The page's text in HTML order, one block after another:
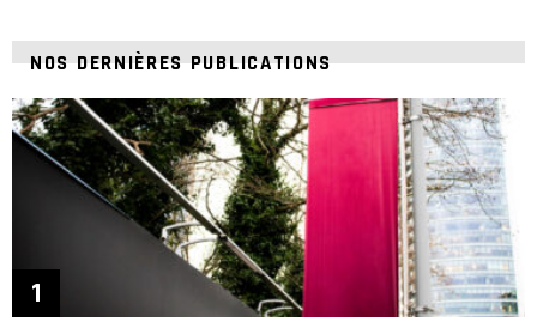
NOS DERNIÈRES PUBLICATIONS